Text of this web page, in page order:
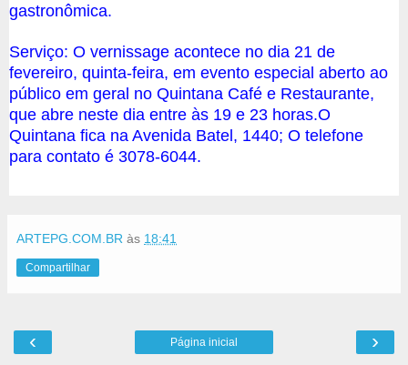
gastronômica.
Serviço: O vernissage acontece no dia 21 de
fevereiro, quinta-feira, em evento especial aberto ao
público em geral no Quintana Café e Restaurante,
que abre neste dia entre às 19 e 23 horas.O
Quintana fica na Avenida Batel, 1440; O telefone
para contato é 3078-6044.
ARTEPG.COM.BR às 18:41
Compartilhar
‹ ›
Página inicial